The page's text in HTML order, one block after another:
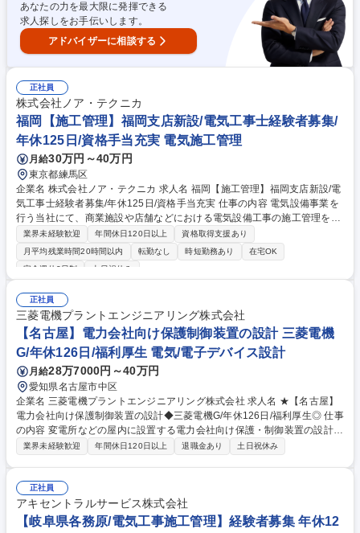
あなたの力を最大限に発揮できる
求人探しをお手伝いします。
アドバイザーに相談する
正社員
株式会社ノア・テクニカ
福岡【施工管理】福岡支店新設/電気工事士経験者募集/
年休125日/資格手当充実 電気施工管理
月給30万円～40万円
東京都練馬区
企業名 株式会社ノア・テクニカ 求人名 福岡【施工管理】福岡支店新設/電
気工事士経験者募集/年休125日/資格手当充実 仕事の内容 電気設備事業を
行う当社にて、商業施設や店舗などにおける電気設備工事の施工管理をご
担当いただきます。 ★電気工事士経験者の方を募集します！★ 【具体的
には】 支店の拡大にともない、福岡支店長・副支店長候補として新たな仲
間を募集します。 主な業務は、工程管理や安全管理、業者とのやり取りな
を持って現場を動かすことができ、やりがいを感じられるポジションで
す。 募集職種 福岡【施工管理】福岡支店新設/電気工事士経験者募集/年休
125日/資格手当充実
業界未経験歓迎 年間休日120日以上
資格取得支援あり
月平均残業時間20時間以内
転勤なし 時短勤務あり
在宅OK
完全週休2日制
土日祝休み
正社員
三菱電機プラントエンジニアリング株式会社
【名古屋】電力会社向け保護制御装置の設計 三菱電機
G/年休126日/福利厚生 電気/電子デバイス設計
月給28万7000円～40万円
愛知県名古屋市中区
企業名 三菱電機プラントエンジニアリング株式会社 求人名 ★【名古屋】
電力会社向け保護制御装置の設計◆三菱電機G/年休126日/福利厚生◎ 仕事
の内容 変電所などの屋内に設置する電力会社向け保護・制御装置の設計業
務をお任せいたします。標準仕様装置、特殊仕様装置における受注から納
計、ハードウェア回路設計、ソフトウェア回路設計/製作、生産設計、試験
設計） ・製造部門や品質管理部門との調整業務 ・三菱電機や顧客との仕
様策定・調整業務 募集職種 ★【名古屋】電力会社向け保護制御装置の設
業界未経験歓迎 年間休日120日以上 退職金あり 土日祝休み
正社員
アキセントラルサービス株式会社
【岐阜県各務原/電気工事施工管理】経験者募集 年休12